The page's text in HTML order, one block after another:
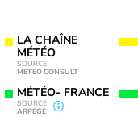
LA CHAÎNE
MÉTÉO
SOURCE
METEO CONSULT
MÉTÉO- FRANCE
SOURCE
ARPEGE